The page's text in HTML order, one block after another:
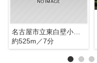
名古屋市立東白壁小学校
約525m／7分